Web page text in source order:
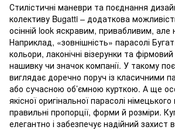
Стилістичні маневри та поєднання
колективу Bugatti – додаткова
осінній look яскравим, привабливим, але
Наприклад, «зовнішність» парасолі
кольори, лаконічні візерунки та
нашивку чи значок компанії. У такому
виглядає доречно поруч із класичними
або сучасною об’ємною курткою. А ще
якісної оригінальної парасолі
правильні пропорції, форми й розміри.
елегантно і забезпечує надійний захист